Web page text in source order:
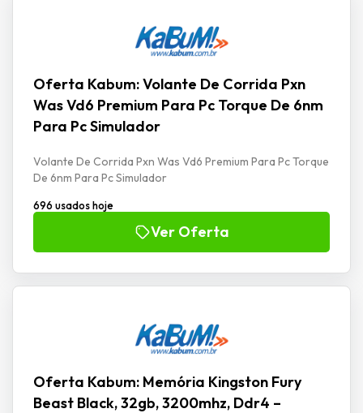
Oferta Kabum: Volante De Corrida Pxn
Was Vd6 Premium Para Pc Torque De 6nm
Para Pc Simulador
Volante De Corrida Pxn Was Vd6 Premium Para Pc Torque
De 6nm Para Pc Simulador
696 usados hoje
Ver Oferta
Oferta Kabum: Memória Kingston Fury
Beast Black, 32gb, 3200mhz, Ddr4 –